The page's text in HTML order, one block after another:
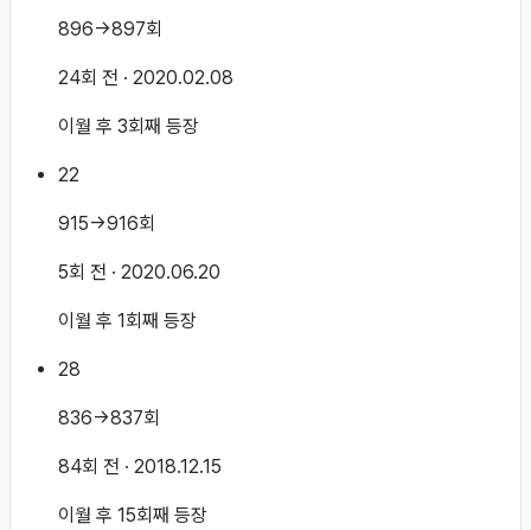
896→897회
24회 전 · 2020.02.08
이월 후 3회째 등장
22
915→916회
5회 전 · 2020.06.20
이월 후 1회째 등장
28
836→837회
84회 전 · 2018.12.15
이월 후 15회째 등장